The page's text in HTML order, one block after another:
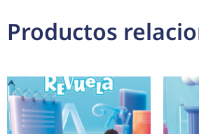
Productos